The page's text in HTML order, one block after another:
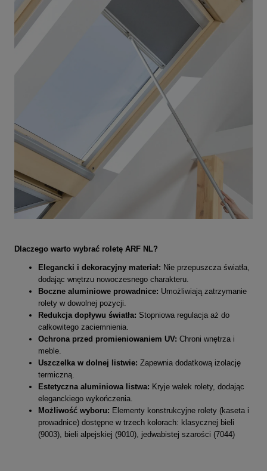
Dlaczego warto wybrać roletę ARF NL?
Elegancki i dekoracyjny materiał: Nie przepuszcza światła,
dodając wnętrzu nowoczesnego charakteru.
Boczne aluminiowe prowadnice: Umożliwiają zatrzymanie
rolety w dowolnej pozycji.
Redukcja dopływu światła: Stopniowa regulacja aż do
całkowitego zaciemnienia.
Ochrona przed promieniowaniem UV: Chroni wnętrza i
meble.
Uszczelka w dolnej listwie: Zapewnia dodatkową izolację
termiczną.
Estetyczna aluminiowa listwa: Kryje wałek rolety, dodając
eleganckiego wykończenia.
Możliwość wyboru: Elementy konstrukcyjne rolety (kaseta i
prowadnice) dostępne w trzech kolorach: klasycznej bieli
(9003), bieli alpejskiej (9010), jedwabistej szarości (7044)